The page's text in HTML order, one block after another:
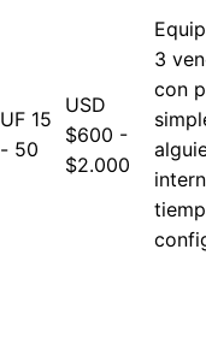
UF 15
- 50
USD
$600 -
$2.000
3
con